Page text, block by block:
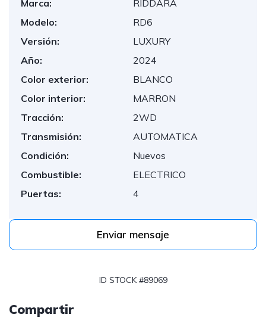
Marca:
RIDDARA
Modelo:
RD6
Versión:
LUXURY
Año:
2024
Color exterior:
BLANCO
Color interior:
MARRON
Tracción:
2WD
Transmisión:
AUTOMATICA
Condición:
Nuevos
Combustible:
ELECTRICO
Puertas:
4
Enviar mensaje
ID STOCK #89069
Compartir